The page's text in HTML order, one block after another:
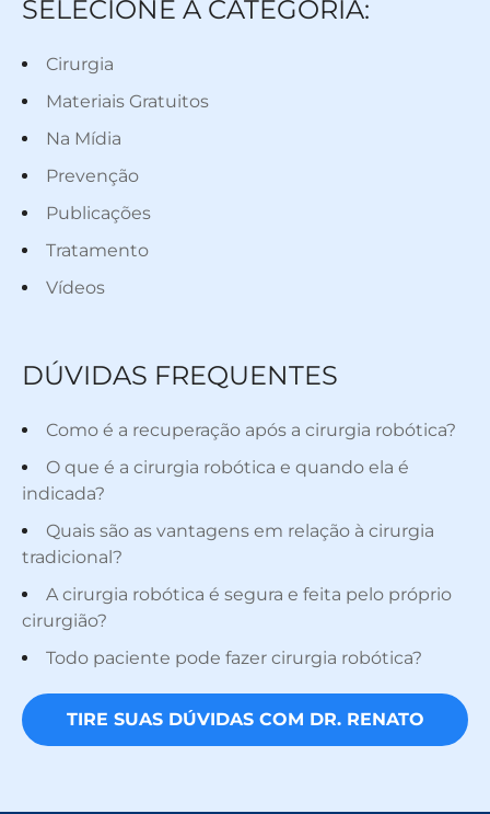
SELECIONE A CATEGORIA:
Cirurgia
Materiais Gratuitos
Na Mídia
Prevenção
Publicações
Tratamento
Vídeos
DÚVIDAS FREQUENTES
Como é a recuperação após a cirurgia robótica?
O que é a cirurgia robótica e quando ela é
indicada?
Quais são as vantagens em relação à cirurgia
tradicional?
A cirurgia robótica é segura e feita pelo próprio
cirurgião?
Todo paciente pode fazer cirurgia robótica?
TIRE SUAS DÚVIDAS COM DR. RENATO